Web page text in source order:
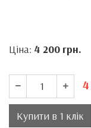
Ціна: 4 200 грн.
Купити в 1 клік